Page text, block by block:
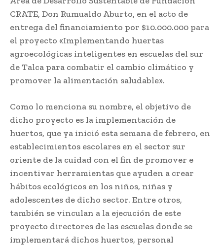
CRATE, Don Rumualdo Aburto, en el acto de
entrega del financiamiento por $10.000.000 para
el proyecto «Implementando huertas
agroecológicas inteligentes en escuelas del sur
de Talca para combatir el cambio climático y
promover la alimentación saludable».
Como lo menciona su nombre, el objetivo de
dicho proyecto es la implementación de
huertos, que ya inició esta semana de febrero, en
establecimientos escolares en el sector sur
oriente de la cuidad con el fin de promover e
incentivar herramientas que ayuden a crear
hábitos ecológicos en los niños, niñas y
adolescentes de dicho sector. Entre otros,
también se vinculan a la ejecución de este
proyecto directores de las escuelas donde se
implementará dichos huertos, personal